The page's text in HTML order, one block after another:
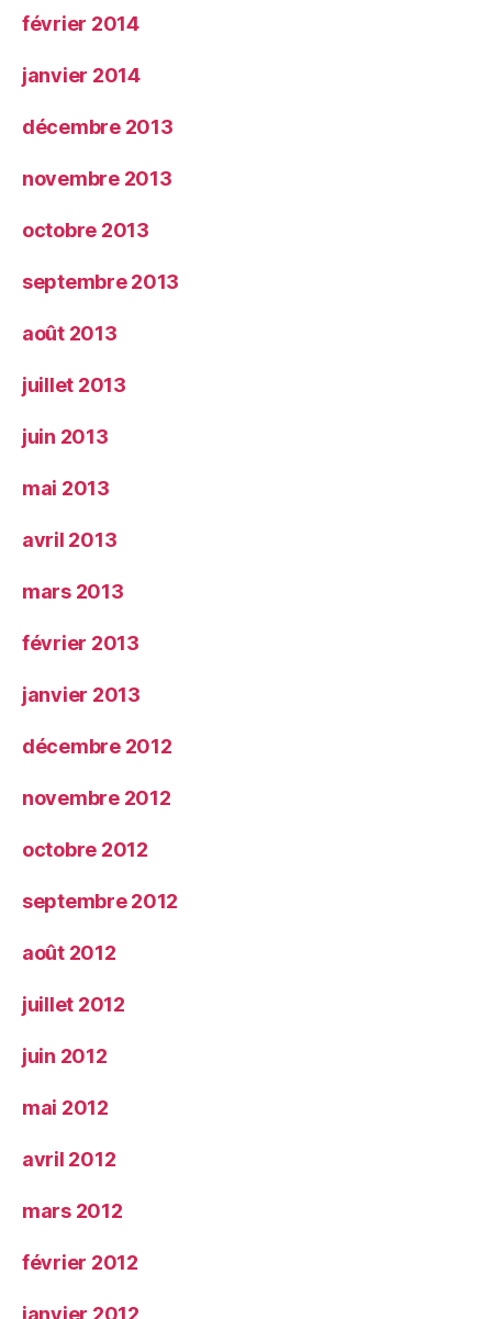
février 2014
janvier 2014
décembre 2013
novembre 2013
octobre 2013
septembre 2013
août 2013
juillet 2013
juin 2013
mai 2013
avril 2013
mars 2013
février 2013
janvier 2013
décembre 2012
novembre 2012
octobre 2012
septembre 2012
août 2012
juillet 2012
juin 2012
mai 2012
avril 2012
mars 2012
février 2012
janvier 2012